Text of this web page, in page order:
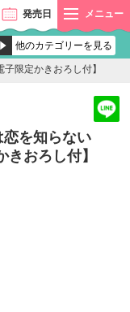
発売日 メニュー
限定かきおろし付】
恋を知らない
きおろし付】